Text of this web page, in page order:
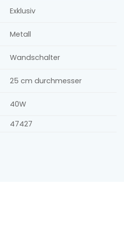
Exklusiv
Metall
Wandschalter
25 cm durchmesser
40W
47427